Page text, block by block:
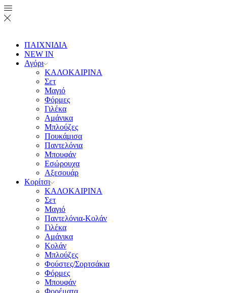
ΠΑΙΧΝΙΔΙΑ
NEW IN
Αγόρι
ΚΑΛΟΚΑΙΡΙΝΑ
Σετ
Μαγιό
Φόρμες
Γιλέκα
Αμάνικα
Μπλούζες
Πουκάμισα
Παντελόνια
Μπουφάν
Εσώρουχα
Αξεσουάρ
Κορίτσι
ΚΑΛΟΚΑΙΡΙΝΑ
Σετ
Μαγιό
Παντελόνια-Κολάν
Γιλέκα
Αμάνικα
Κολάν
Μπλούζες
Φούστες/Σορτσάκια
Φόρμες
Μπουφάν
Φορέματα